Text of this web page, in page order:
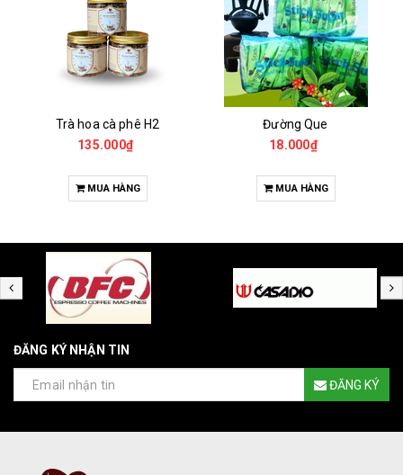
Trà hoa cà phê H2
135.000₫
MUA HÀNG
Đường Que
18.000₫
MUA HÀNG
ĐĂNG KÝ NHẬN TIN
ĐĂNG KÝ